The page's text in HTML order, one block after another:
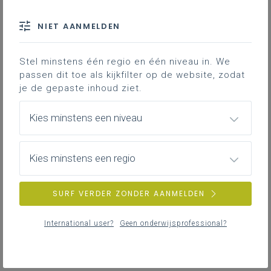
Doelstelling van pastoraal
Doelgroep van de pastoraal
Contouren van de pastoraal
Krachtlijnen van de pastoraal op school
Downloads
Voor basisonderwijs, buitengewoon onderwijs en
‘Opdrachtsverklaring van het katholiek onderwijs in
Vlaanderen’ en gesitueerd in de huidige
NIET AANMELDEN
Stel minstens één regio en één niveau in. We
passen dit toe als kijkfilter op de website, zodat
je de gepaste inhoud ziet.
Kies minstens een niveau
Kies minstens een regio
SURF VERDER ZONDER AANMELDEN
International user? Geen onderwijsprofessional?